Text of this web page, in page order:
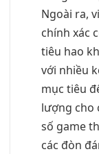
Ngoài ra,
chính xác
tiêu hao
với nhiều
mục tiêu
lượng cho
số game
các đòn